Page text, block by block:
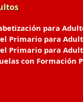
para
Primario para
Primario para
con Formación